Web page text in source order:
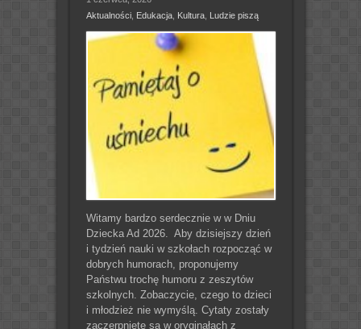
Aktualności, Edukacja, Kultura, Ludzie piszą
Witamy bardzo serdecznie w w Dniu
Dziecka Ad 2026. Aby dzisiejszy dzień
i tydzień nauki w szkołach rozpocząć w
dobrych humorach, proponujemy
Państwu trochę humoru z zeszytów
szkolnych. Zobaczycie, czego to dzieci
i młodzież nie wymyślą. Cytaty zostały
zaczerpnięte są w oryginałach z